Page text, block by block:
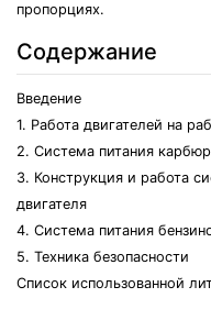
пропорциях.
Содержание
Введение
1. Работа двигателей на
2. Система питания
3. Конструкция и работа
двигателя
4. Система питания
5. Техника безопасности
Список использованной